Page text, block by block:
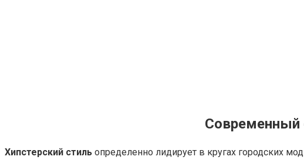
Современный
Хипстерский стиль определенно лидирует в кругах городских